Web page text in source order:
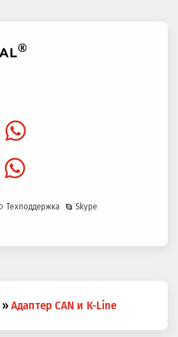
Техподдержка
Skype
» Адаптер CAN и K-Line